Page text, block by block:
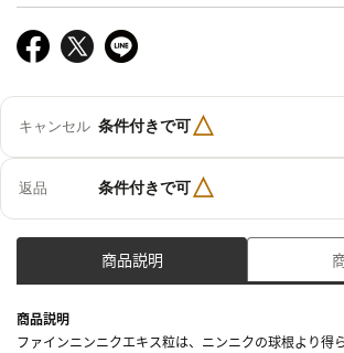
キャンセル 条件付きで可△
返品 条件付きで可△
商品説明
商品説明
ファインニンニクエキス粒は、ニンニクの球根より得